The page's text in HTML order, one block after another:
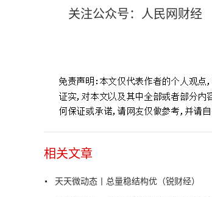
关注公众号：人民网财经
相关文章
天天微动态丨总量稳结构优（锐财经）